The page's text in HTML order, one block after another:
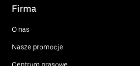
Firma
O nas
Nasze promocje